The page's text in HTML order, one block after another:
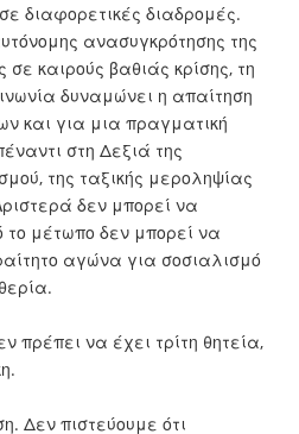
διαφορετικές διαδρομές.
ανασυγκρότησης της
σε καιρούς βαθιάς κρίσης, τη
δυναμώνει η απαίτηση
και για μια πραγματική
στη Δεξιά της
της ταξικής μεροληψίας
δεν μπορεί να
μέτωπο δεν μπορεί να
αγώνα για σοσιαλισμό
πρέπει να έχει τρίτη θητεία,
Δεν πιστεύουμε ότι